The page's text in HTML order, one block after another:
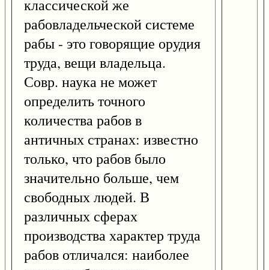
классической же
рабовладельческой системе
рабы - это говорящие орудия
труда, вещи владельца.
Совр. наука не может
определить точного
количества рабов в
античных странах: известно
только, что рабов было
значительно больше, чем
свободных людей. В
различных сферах
производства характер труда
рабов отличался: наиболее